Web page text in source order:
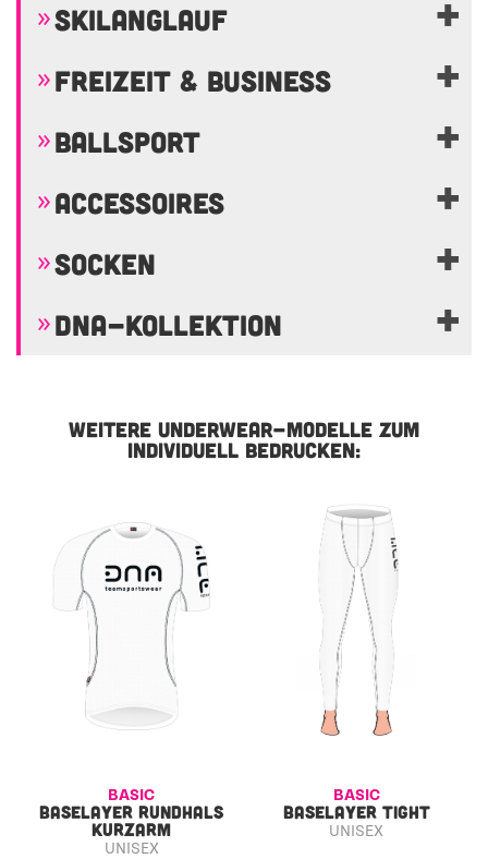
SKILANGLAUF
FREIZEIT & BUSINESS
BALLSPORT
ACCESSOIRES
SOCKEN
DNA-KOLLEKTION
WEITERE UNDERWEAR-MODELLE ZUM
INDIVIDUELL BEDRUCKEN:
BASIC
BASELAYER RUNDHALS
KURZARM
UNISEX
BASIC
BASELAYER TIGHT
UNISEX